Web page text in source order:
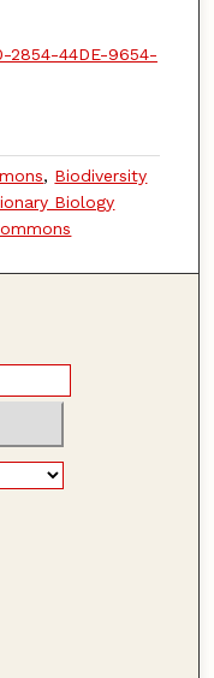
2854-44DE-9654-
, Biodiversity
Biology